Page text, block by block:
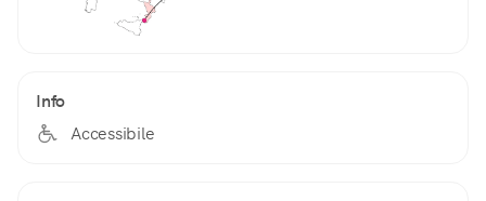
Info
Accessibile